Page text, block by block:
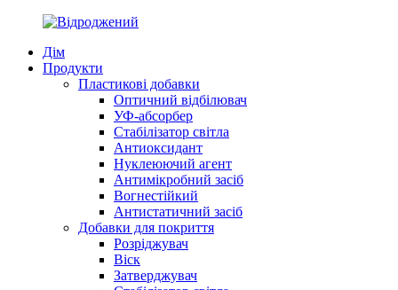
Дім
Продукти
Пластикові добавки
Оптичний відбілювач
УФ-абсорбер
Стабілізатор світла
Антиоксидант
Нуклеюючий агент
Антимікробний засіб
Вогнестійкий
Антистатичний засіб
Добавки для покриття
Розріджувач
Віск
Затверджувач